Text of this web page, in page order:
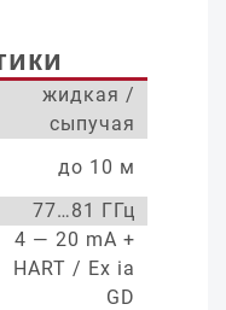
жидкая /
сыпучая
до 10 м
77…81 ГГц
4 — 20 mA +
HART / Ex ia
GD